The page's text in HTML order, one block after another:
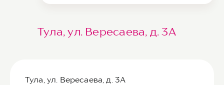
Тула, ул. Вересаева, д. 3А
Тула, ул. Вересаева, д. 3А